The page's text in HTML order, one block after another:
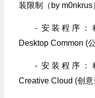
装限制（by m0nkrus
- 安装程序：
Desktop Common (
- 安装程序：
Creative Cloud (创